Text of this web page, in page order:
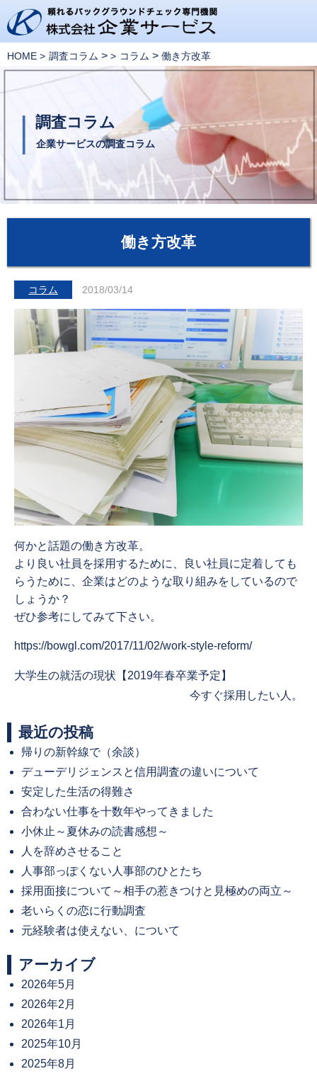
HOME 調査コラム > コラム > 働き方改革
調査コラム
企業サービスの調査コラム
働き方改革
コラム 2018/03/14
何かと話題の働き方改革。
より良い社員を採用するために、良い社員に定着しても
らうために、企業はどのような取り組みをしているので
しょうか？
ぜひ参考にしてみて下さい。
https://bowgl.com/2017/11/02/work-style-reform/
Previous
大学生の就活の現状【2019年春卒業予定】
Next
今すぐ採用したい人。
最近の投稿
帰りの新幹線で（余談）
デューデリジェンスと信用調査の違いについて
安定した生活の得難さ
合わない仕事を十数年やってきました
小休止～夏休みの読書感想～
人を辞めさせること
人事部っぽくない人事部のひとたち
採用面接について～相手の惹きつけと見極めの両立～
老いらくの恋に行動調査
元経験者は使えない、について
アーカイブ
2026年5月
2026年2月
2026年1月
2025年10月
2025年8月